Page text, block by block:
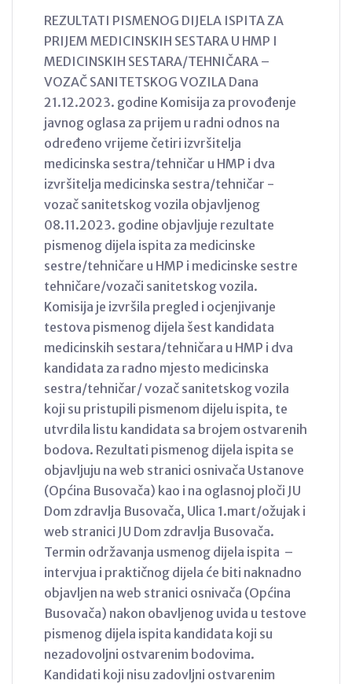
REZULTATI PISMENOG DIJELA ISPITA ZA
PRIJEM MEDICINSKIH SESTARA U HMP I
MEDICINSKIH SESTARA/TEHNIČARA –
VOZAČ SANITETSKOG VOZILA Dana
21.12.2023. godine Komisija za provođenje
javnog oglasa za prijem u radni odnos na
određeno vrijeme četiri izvršitelja
medicinska sestra/tehničar u HMP i dva
izvršitelja medicinska sestra/tehničar -
vozač sanitetskog vozila objavljenog
08.11.2023. godine objavljuje rezultate
pismenog dijela ispita za medicinske
sestre/tehničare u HMP i medicinske sestre
tehničare/vozači sanitetskog vozila.
Komisija je izvršila pregled i ocjenjivanje
testova pismenog dijela šest kandidata
medicinskih sestara/tehničara u HMP i dva
kandidata za radno mjesto medicinska
sestra/tehničar/ vozač sanitetskog vozila
koji su pristupili pismenom dijelu ispita, te
utvrdila listu kandidata sa brojem ostvarenih
bodova. Rezultati pismenog dijela ispita se
objavljuju na web stranici osnivača Ustanove
(Općina Busovača) kao i na oglasnoj ploči JU
Dom zdravlja Busovača, Ulica 1.mart/ožujak i
web stranici JU Dom zdravlja Busovača.
Termin održavanja usmenog dijela ispita –
intervjua i praktičnog dijela će biti naknadno
objavljen na web stranici osnivača (Općina
Busovača) nakon obavljenog uvida u testove
pismenog dijela ispita kandidata koji su
nezadovoljni ostvarenim bodovima.
Kandidati koji nisu zadovljni ostvarenim